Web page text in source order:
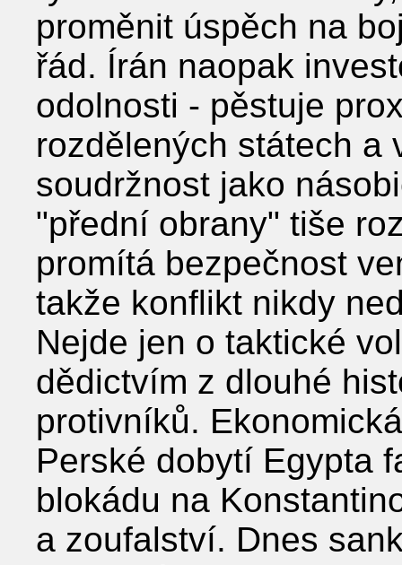
proměnit úspěch na
řád. Írán naopak
odolnosti - pěstuje
rozdělených státech a
soudržnost jako
"přední obrany" tiše
promítá bezpečnost
takže konflikt nikdy
Nejde jen o taktické
dědictvím z dlouhé
protivníků.
Perské dobytí Egypta
blokádu na
a zoufalství. Dnes